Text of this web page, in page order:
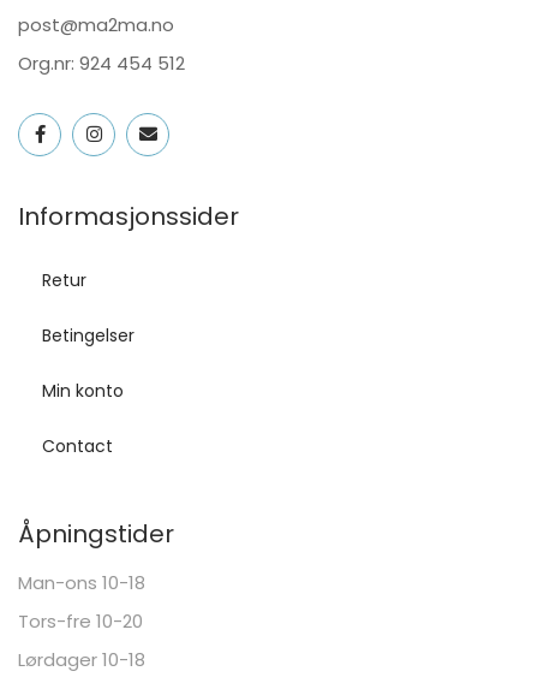
post@ma2ma.no
Org.nr: 924 454 512
Informasjonssider
Retur
Betingelser
Min konto
Contact
Åpningstider
Man-ons 10-18
Tors-fre 10-20
Lørdager 10-18